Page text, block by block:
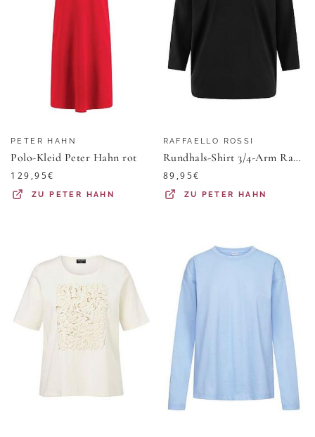
PETER HAHN
Polo-Kleid Peter Hahn rot
129,95€
ZUPETER HAHN
RAFFAELLO ROSSI
Rundhals-Shirt 3/4-Arm Raffaello Rossi schwarz
89,95€
ZU PETER HAHN